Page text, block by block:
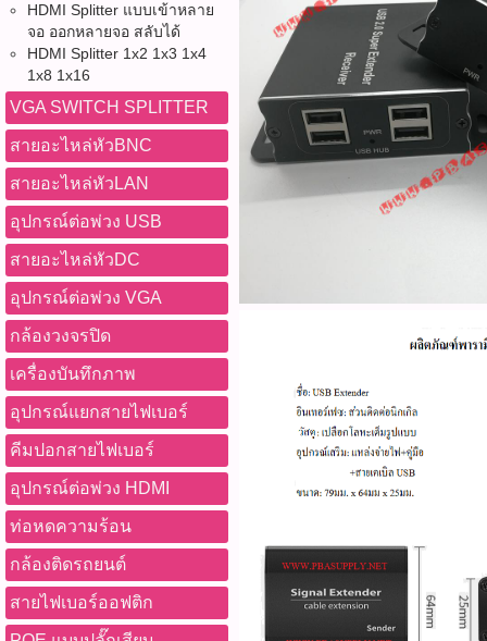
HDMI Splitter แบบเข้าหลาย
จอ ออกหลายจอ สลับได้
HDMI Splitter 1x2 1x3 1x4
1x8 1x16
VGA SWITCH SPLITTER
สายอะไหล่หัวBNC
สายอะไหล่หัวLAN
อุปกรณ์ต่อพ่วง USB
สายอะไหล่หัวDC
อุปกรณ์ต่อพ่วง VGA
กล้องวงจรปิด
เครื่องบันทึกภาพ
อุปกรณ์แยกสายไฟเบอร์
คีมปอกสายไฟเบอร์
อุปกรณ์ต่อพ่วง HDMI
ท่อหดความร้อน
กล้องติดรถยนต์
สายไฟเบอร์ออฟติก